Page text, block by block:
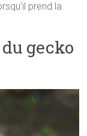
prend la
gecko